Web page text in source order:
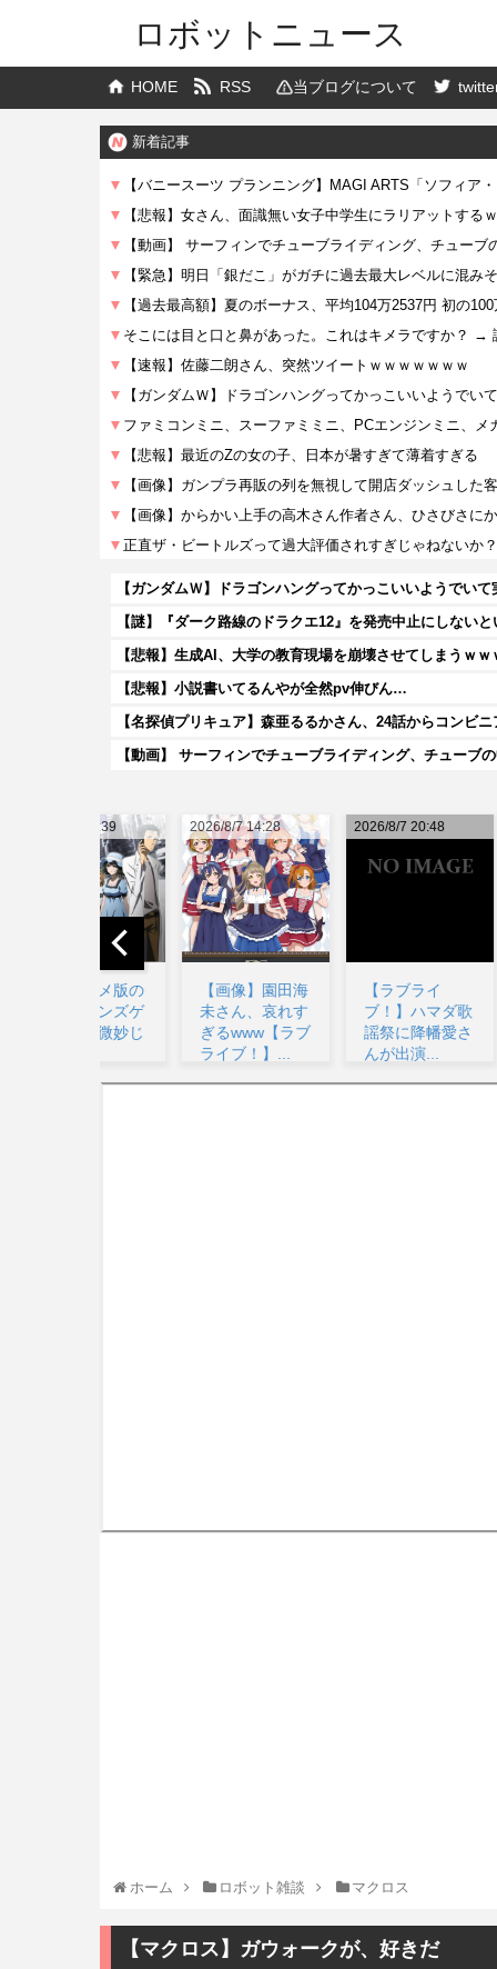
ロボットニュース
HOME RSS 当ブログについて
新着記事
【ガンダムＷ】ドラゴンハングってかっこいいようでい
【悲報】生成AI、大学の教育現場を崩壊させてしまうｗｗ
【悲報】小説書いてるんやが全然pv伸びん…
【名探偵プリキュア】森亜るるかさん、24話からコンビ
【動画】 サーフィンでチューブライディング、チューブ
2026/8/7 20:48
【ラブライ
ブ！】ハマダ歌
謡祭に降幡愛さ
2026/8/
月ね
チョ
2026/8/7 14:28
【画像】園田海
未さん、哀れす
ぎるwww【ラブ
ライブ！】...
ホーム ロボット雑談 マクロス
【マクロス】ガウォークが、好きだ